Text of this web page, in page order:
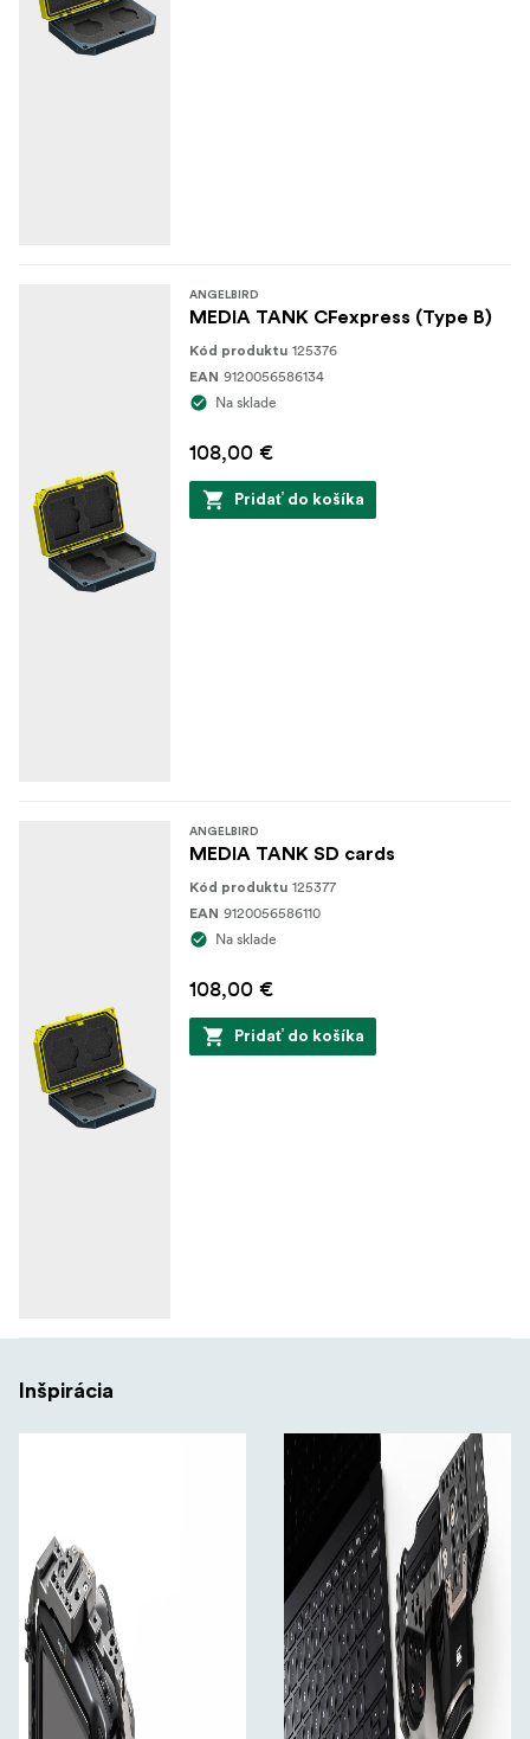
ANGELBIRD
MEDIA TANK CFexpress (Type B)
Kód produktu 125376
EAN 9120056586134
Na sklade
108,00 €
Pridať do košíka
ANGELBIRD
MEDIA TANK SD cards
Kód produktu 125377
EAN 9120056586110
Na sklade
108,00 €
Pridať do košíka
Inšpirácia